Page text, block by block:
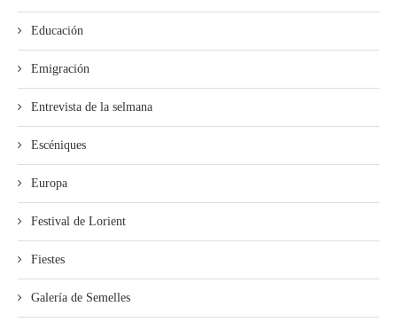
Educación
Emigración
Entrevista de la selmana
Escéniques
Europa
Festival de Lorient
Fiestes
Galería de Semelles